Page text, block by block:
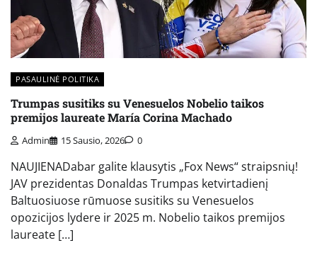
PASAULINĖ POLITIKA
Trumpas susitiks su Venesuelos Nobelio taikos
premijos laureate María Corina Machado
Admin 15 Sausio, 2026 0
NAUJIENADabar galite klausytis „Fox News“ straipsnių!
JAV prezidentas Donaldas Trumpas ketvirtadienį
Baltuosiuose rūmuose susitiks su Venesuelos
opozicijos lydere ir 2025 m. Nobelio taikos premijos
laureate […]